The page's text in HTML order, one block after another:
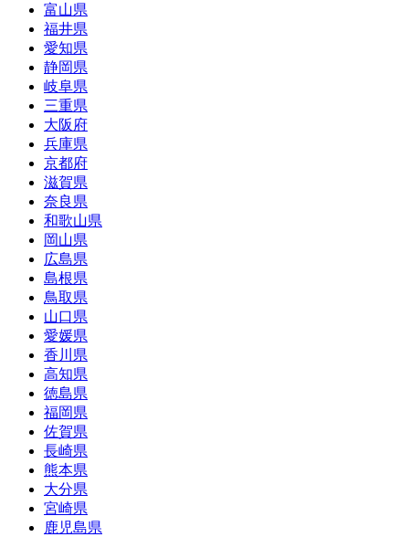
富山県
福井県
愛知県
静岡県
岐阜県
三重県
大阪府
兵庫県
京都府
滋賀県
奈良県
和歌山県
岡山県
広島県
島根県
鳥取県
山口県
愛媛県
香川県
高知県
徳島県
福岡県
佐賀県
長崎県
熊本県
大分県
宮崎県
鹿児島県